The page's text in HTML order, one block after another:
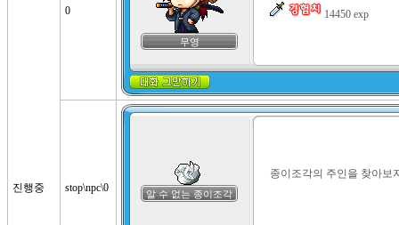
진행중
0
무영
14450 exp
stop\npc\0 알 수 없는 종이조각
종이조각의 주인을 찾아보